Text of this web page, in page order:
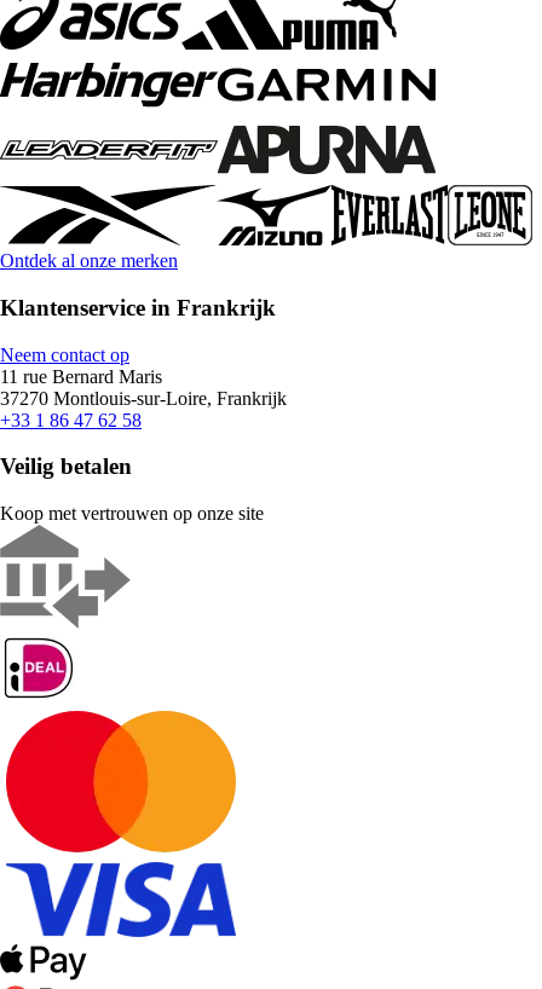
Ontdek al onze merken
Klantenservice in Frankrijk
Neem contact op
11 rue Bernard Maris
37270 Montlouis-sur-Loire, Frankrijk
+33 1 86 47 62 58
Veilig betalen
Koop met vertrouwen op onze site